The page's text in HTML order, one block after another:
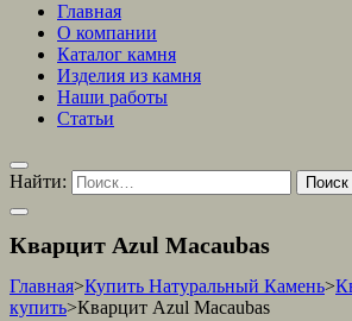
Главная
О компании
Каталог камня
Изделия из камня
Наши работы
Статьи
Найти:
Кварцит Azul Macaubas
Главная>Купить Натуральный Камень>
купить>Кварцит Azul Macaubas